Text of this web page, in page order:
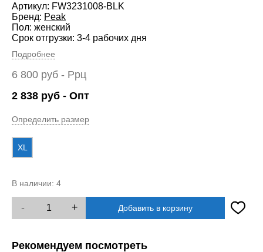
Артикул: FW3231008-BLK
Бренд: Peak
Пол: женский
Срок отгрузки: 3-4 рабочих дня
Подробнее
6 800 руб - Ррц
2 838 руб - Опт
Определить размер
XL
В наличии: 4
- + Добавить в корзину
Рекомендуем посмотреть